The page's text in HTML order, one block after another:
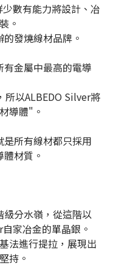
數有能力將設計、冶
。
發燒線材品牌。
金屬中最高的電導
所以ALBEDO Silver將
導體"。
所有線材都只採用
體材質。
分水嶺，從這階以
家冶金的單晶銀。
法進行提拉，展現出
持。